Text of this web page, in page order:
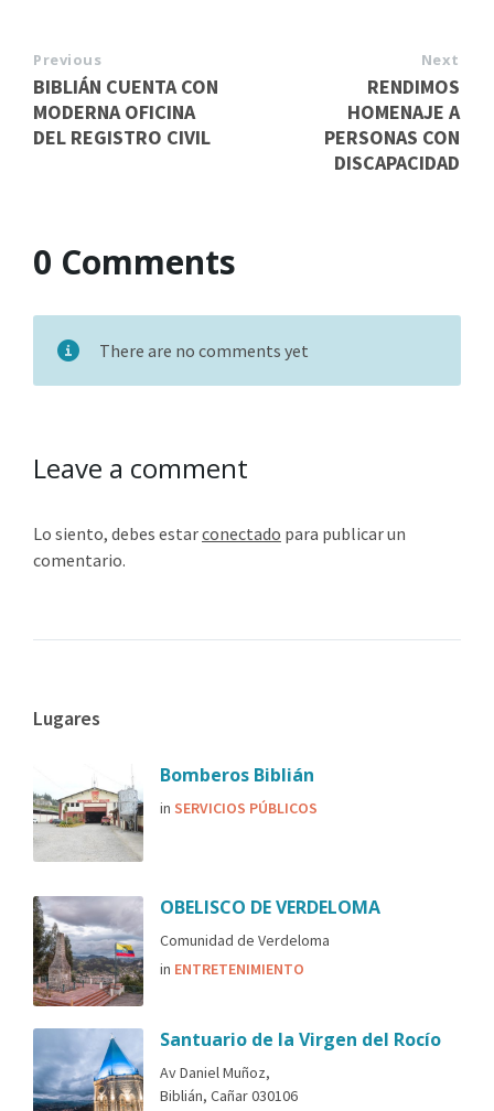
Previous
BIBLIÁN CUENTA CON
MODERNA OFICINA
DEL REGISTRO CIVIL
Next
RENDIMOS
HOMENAJE A
PERSONAS CON
DISCAPACIDAD
0 Comments
There are no comments yet
Leave a comment
Lo siento, debes estarconectado para publicar un
comentario.
Lugares
Bomberos Biblián
in SERVICIOS PÚBLICOS
OBELISCO DE VERDELOMA
Comunidad de Verdeloma
in ENTRETENIMIENTO
Santuario de la Virgen del Rocío
Av Daniel Muñoz,
Biblián, Cañar 030106